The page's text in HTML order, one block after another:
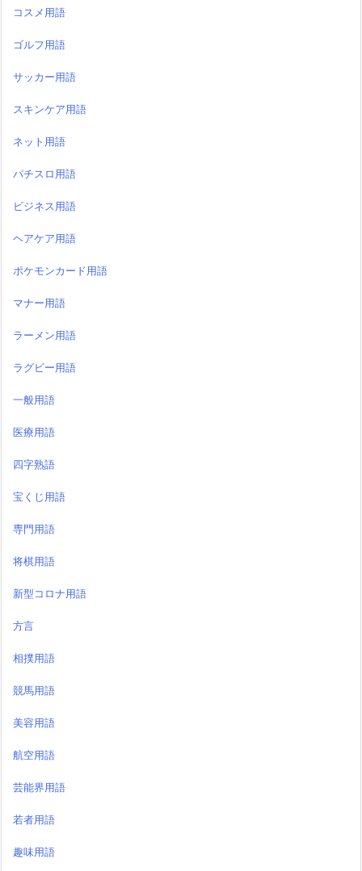
コスメ用語
ゴルフ用語
サッカー用語
スキンケア用語
ネット用語
パチスロ用語
ビジネス用語
ヘアケア用語
ポケモンカード用語
マナー用語
ラーメン用語
ラグビー用語
一般用語
医療用語
四字熟語
宝くじ用語
専門用語
将棋用語
新型コロナ用語
方言
相撲用語
競馬用語
美容用語
航空用語
芸能界用語
若者用語
趣味用語